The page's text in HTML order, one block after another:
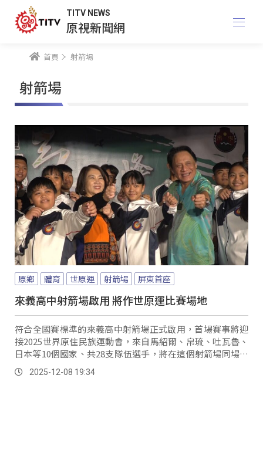
TITV NEWS
原視新聞網
首頁 射箭場
射箭場
原鄉 體育 世原運 射箭場 屏東首座
來義高中射箭場啟用 將作世原運比賽場地
符合全國賽標準的來義高中射箭場正式啟用，首場賽事將迎
接2025世界原住民族運動會，來自馬紹爾、帛琉、吐瓦魯、
日本等10個國家、共28支隊伍選手，將在這個射箭場同場競
技。2025-12-08 19:34